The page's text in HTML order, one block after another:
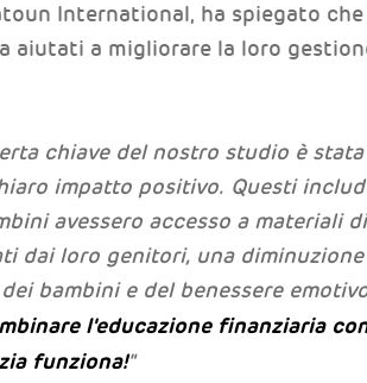
International, ha spiegato
aiutati a migliorare la loro
chiave del nostro studio è
impatto positivo. Questi
avessero accesso a materiali
dai loro genitori, una
bambini e del benessere
l'educazione finanziaria
funziona!"